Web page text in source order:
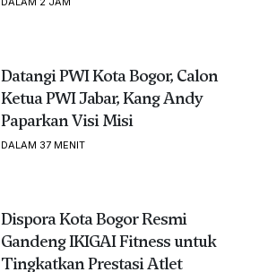
Datangi PWI Kota Bogor, Calon
Ketua PWI Jabar, Kang Andy
Paparkan Visi Misi
DALAM 37 MENIT
Dispora Kota Bogor Resmi
Gandeng IKIGAI Fitness untuk
Tingkatkan Prestasi Atlet